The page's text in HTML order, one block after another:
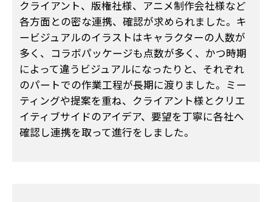
クライアント、版権社様、アニメ制作会社様など
各方面との密な連携、確認が求められました。キ
ービジュアルのイラストはキャラクターの人数が
多く、コラボパッケージも点数が多く、かつ時期
によって違うビジュアルになったりと、それぞれ
のパートでの作業工程が長期に渡りました。ミー
ティングや提案を重ね、クライアント様とクリエ
イティブサイドのアイデア、要望を丁寧に各社へ
確認し連携を取って進行をしました。